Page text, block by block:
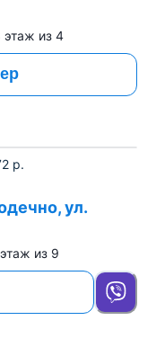
этаж из 4
р.
ул.
этаж из 9